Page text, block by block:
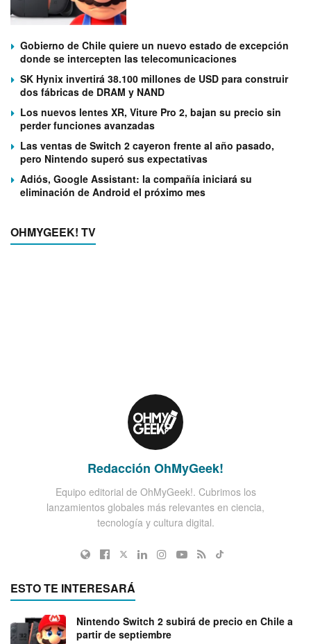
Gobierno de Chile quiere un nuevo estado de excepción
donde se intercepten las telecomunicaciones
SK Hynix invertirá 38.100 millones de USD para construir
dos fábricas de DRAM y NAND
Los nuevos lentes XR, Viture Pro 2, bajan su precio sin
perder funciones avanzadas
Las ventas de Switch 2 cayeron frente al año pasado,
pero Nintendo superó sus expectativas
Adiós, Google Assistant: la compañía iniciará su
eliminación de Android el próximo mes
OHMYGEEK! TV
Redacción OhMyGeek!
Equipo editorial de OhMyGeek!. Cubrimos los
lanzamientos globales más relevantes en ciencia,
tecnología y cultura digital.
ESTO TE INTERESARÁ
Nintendo Switch 2 subirá de precio en Chile a
partir de septiembre